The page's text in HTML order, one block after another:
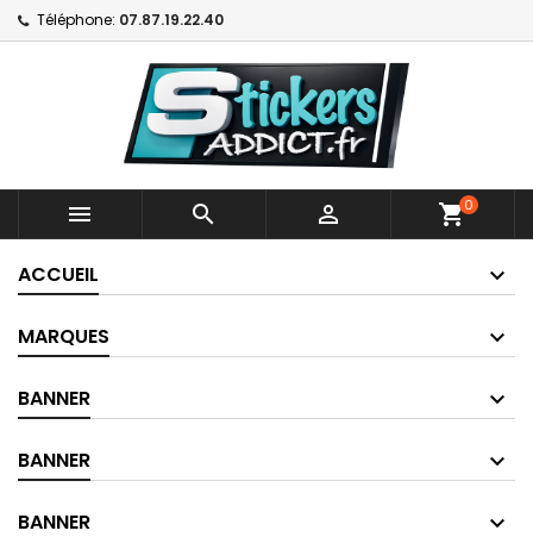
Téléphone: 07.87.19.22.40
   shopping_cart0
ACCUEIL
MARQUES
BANNER
BANNER
BANNER